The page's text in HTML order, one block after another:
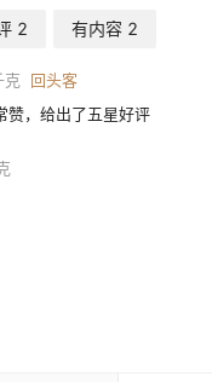
2 有内容 2
克
回头客
赞，给出了五星好评